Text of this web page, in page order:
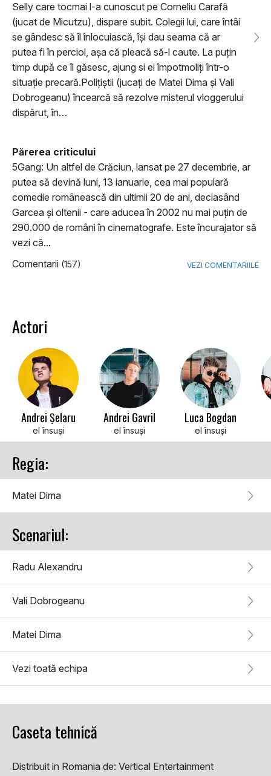
Selly care tocmai l-a cunoscut pe Corneliu Carafă
(jucat de Micutzu), dispare subit. Colegii lui, care întâi
se gândesc să îl înlocuiască, își dau seama că ar
putea fi în perciol, așa că pleacă să-l caute. La puțin
timp după ce îl găsesc, ajung si ei împotmoliți într-o
situație precară.Polițiștii (jucați de Matei Dima și Vali
Dobrogeanu) încearcă să rezolve misterul vloggerului
dispărut, în…
Părerea criticului
5Gang: Un altfel de Crăciun, lansat pe 27 decembrie, ar
putea să devină luni, 13 ianuarie, cea mai populară
comedie românească din ultimii 20 de ani, declasând
Garcea și oltenii - care aducea în 2002 nu mai puțin de
290.000 de români în cinematografe. Este încurajator să
vezi că...
Comentarii (157) VEZI COMENTARIILE
Actori
Andrei Șelaru
el însuși
Andrei Gavril
el însuși
Luca Bogdan
el însuși
Regia:
Matei Dima
Scenariul:
Radu Alexandru
Vali Dobrogeanu
Matei Dima
Vezi toată echipa
Caseta tehnică
Distribuit in Romania de: Vertical Entertainment